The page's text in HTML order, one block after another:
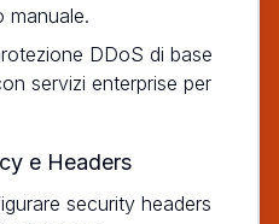
manuale.
DDoS di base
servizi enterprise per
e Headers
security headers